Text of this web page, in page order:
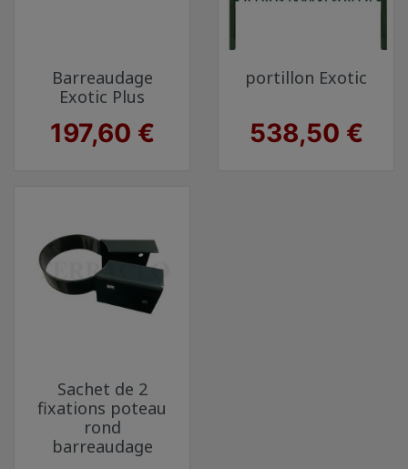
Barreaudage
Exotic Plus
Prix
197,60 €
portillon Exotic
Prix
538,50 €
Sachet de 2
fixations poteau
rond
barreaudage